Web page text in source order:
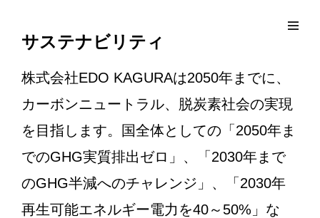
EDO KAGURA
Authentic Traditional Cultural Experiences
サステナビリティ
株式会社EDO KAGURAは2050年までに、
カーボンニュートラル、脱炭素社会の実現
を目指します。国全体としての「2050年ま
でのGHG実質排出ゼロ」、「2030年まで
のGHG半減へのチャレンジ」、「2030年
再生可能エネルギー電力を40～50%」な